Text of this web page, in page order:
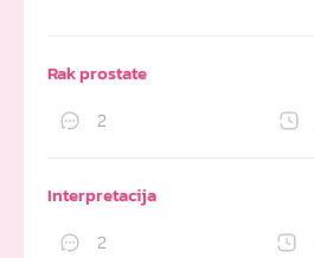
Rak prostate
2
Interpretacija
2